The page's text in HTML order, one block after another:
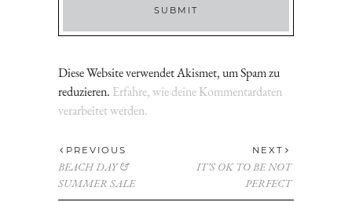
Diese Website verwendet Akismet, um Spam zu
reduzieren. Erfahre, wie deine Kommentardaten
verarbeitet werden.
PREVIOUS
BEACH DAY &
SUMMER SALE
NEXT
IT’S OK TO BE NOT
PERFECT